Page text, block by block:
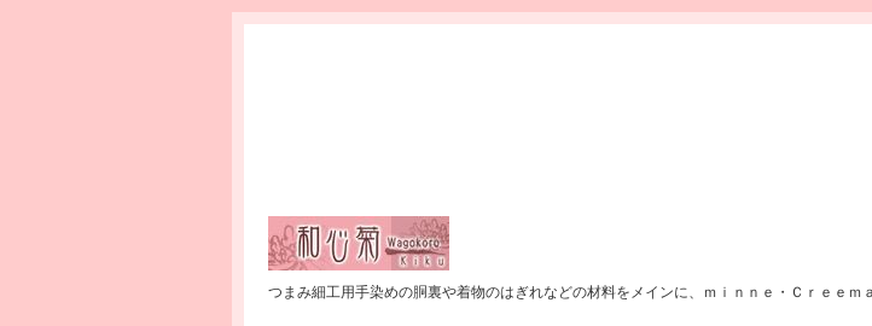
つまみ細工用手染めの胴裏や着物のはぎれなどの材料をメインに、ｍｉｎｎｅ・Ｃｒｅｅｍ